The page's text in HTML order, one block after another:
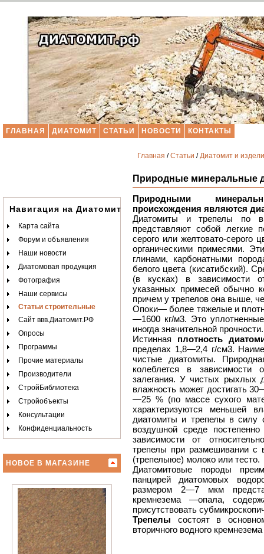
ГЛАВНАЯ ДИАТОМИТ СТАТЬИ НОВОСТИ КОНТАКТЫ
Навигация на Диатомит.РФ
Карта сайта
Форум и объявления
Наши новости
Диатомовая продукция
Фотография
Наши сервисы
Статьи строительные
Сайт ввв.Диатомит.РФ
Опросы
Программы
Прочие материалы
Производители
СтройБиблиотека
Стройобъекты
Консультации
Конфиденциальность
НОВОЕ В МАГАЗИНЕ
Главная /Статьи /Диатомит и
Природные минеральные
Природными
происхождения являются
Диатомиты и трепелы по
представляют собой легкие
серого или желтовато-серого
органическими примесями.
глинами, карбонатными
белого цвета (кисатибский).
(в кусках) в зависимости
указанных примесей обычно
причем у трепелов она выше,
Опоки— более тяжелые и
—1600 кг/м3. Это
иногда значительной прочности.
Истинная плотность
пределах 1,8—2,4 г/см3.
чистые диатомиты.
колеблется в
залегания. У чистых рыхлых
влажность может достигать
—25 % (по массе сухого
характеризуются меньшей
диатомиты и трепелы в силу
воздушной среде
зависимости от
трепелы при размешивании с
(трепелыюе) молоко или тесто.
Диатомитовые породы
панцирей диатомовых
размером 2—7 мкм
кремнезема —опала,
присутствовать
Трепелы состоят в
вторичного водного